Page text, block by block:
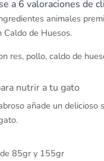
a 6 valoraciones de
animales
Caldo de Huesos.
res, pollo, caldo de
nutrir a tu gato
añade un delicioso
85gr y 155gr